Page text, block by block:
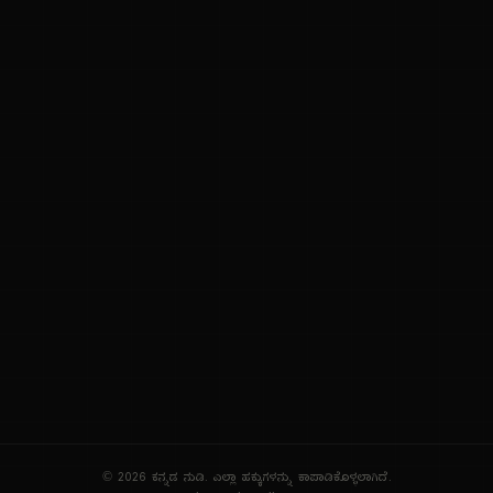
© 2026 ಕನ್ನಡ ನುಡಿ. ಎಲ್ಲಾ ಹಕ್ಕುಗಳನ್ನು ಕಾಪಾಡಿಕೊಳ್ಳಲಾಗಿದೆ.